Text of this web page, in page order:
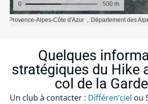
Quelques
stratégiques du Hike
col de la
Un club à contacter : Différen’ciel ou